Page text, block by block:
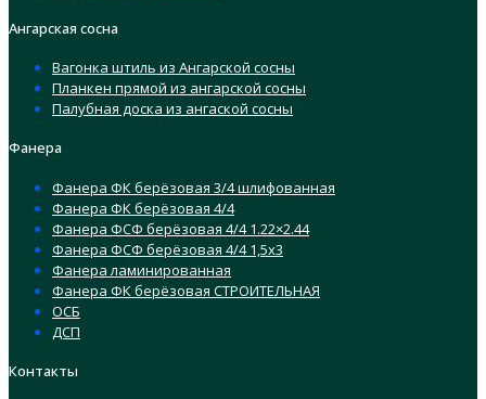
Ангарская сосна
Вагонка штиль из Ангарской сосны
Планкен прямой из ангарской сосны
Палубная доска из ангаской сосны
Фанера
Фанера ФК берёзовая 3/4 шлифованная
Фанера ФК берёзовая 4/4
Фанера ФСФ берёзовая 4/4 1.22×2.44
Фанера ФСФ берёзовая 4/4 1,5х3
Фанера ламинированная
Фанера ФК берёзовая СТРОИТЕЛЬНАЯ
ОСБ
ДСП
Контакты